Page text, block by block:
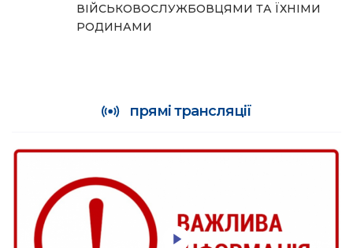
ВІЙСЬКОВОСЛУЖБОВЦЯМИ ТА ЇХНІМИ
РОДИНАМИ
прямі трансляції